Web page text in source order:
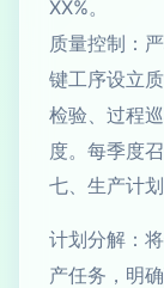
XX%。
质量控制：
键工序设立
检验、过程
度。每季度
七、生产计
计划分解：
产任务，明